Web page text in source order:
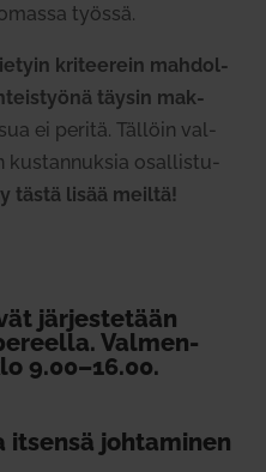
työssä.
kri­teerein mah­dol­
täysin mak­
ei peritä. Tällöin val­
kus­tan­nuksia osal­lis­tu­
tästä lisää meiltä!
jär­jes­tetään
Val­men­
9.00–16.00.
itsensä joh­ta­minen